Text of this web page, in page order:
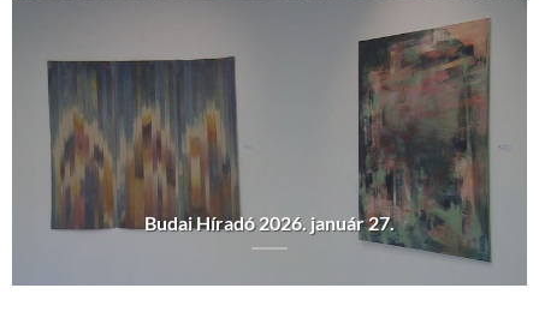
Budai Híradó 2026. január 27.